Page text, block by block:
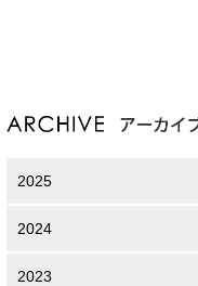
2025
2024
2023